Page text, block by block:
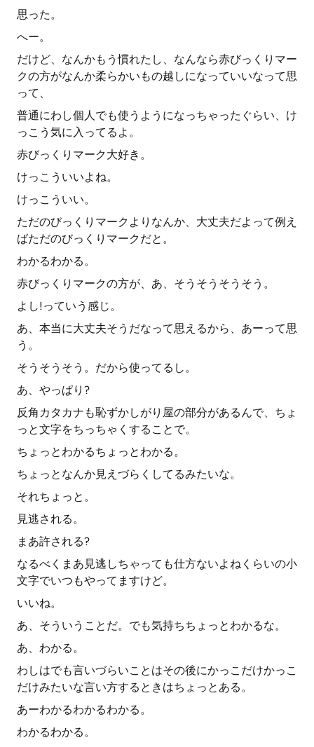
思った。
へー。
だけど、なんかもう慣れたし、なんなら赤びっくりマー
クの方がなんか柔らかいもの越しになっていいなって思
って、
普通にわし個人でも使うようになっちゃったぐらい、け
っこう気に入ってるよ。
赤びっくりマーク大好き。
けっこういいよね。
けっこういい。
ただのびっくりマークよりなんか、大丈夫だよって例え
ばただのびっくりマークだと。
わかるわかる。
赤びっくりマークの方が、あ、そうそうそうそう。
よし!っていう感じ。
あ、本当に大丈夫そうだなって思えるから、あーって思
う。
そうそうそう。だから使ってるし。
あ、やっぱり?
反角カタカナも恥ずかしがり屋の部分があるんで、ちょ
っと文字をちっちゃくすることで。
ちょっとわかるちょっとわかる。
ちょっとなんか見えづらくしてるみたいな。
それちょっと。
見逃される。
まあ許される?
なるべくまあ見逃しちゃっても仕方ないよねくらいの小
文字でいつもやってますけど。
いいね。
あ、そういうことだ。でも気持ちちょっとわかるな。
あ、わかる。
わしはでも言いづらいことはその後にかっこだけかっこ
だけみたいな言い方するときはちょっとある。
あーわかるわかるわかる。
わかるわかる。